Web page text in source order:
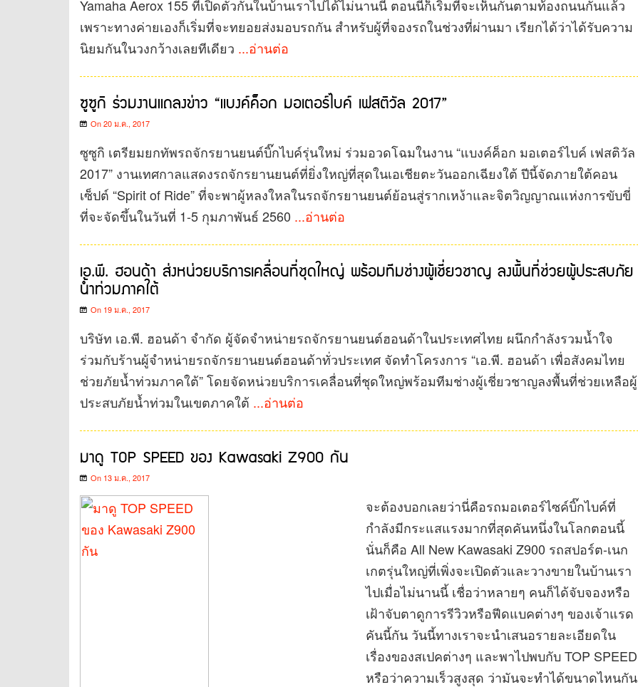
Yamaha Aerox 155 ที่เปิดตัวกันในบ้านเราไปได้ไม่นานนี้ ตอนนี้ก็เริ่มที่จะเห็นกันตามท้องถนนกันแล้ว
เพราะทางค่ายเองก็เริ่มที่จะทยอยส่งมอบรถกัน สำหรับผู้ที่จองรถในช่วงที่ผ่านมา เรียกได้ว่าได้รับความ
นิยมกันในวงกว้างเลยทีเดียว ...อ่านต่อ
ซูซูกิ ร่วมงานแถลงข่าว “แบงค์ค็อก มอเตอร์ไบค์ เฟสติวัล 2017”
On 20 ม.ค., 2017
ซูซูกิ เตรียมยกทัพรถจักรยานยนต์บิ๊กไบค์รุ่นใหม่ ร่วมอวดโฉมในงาน “แบงค์ค็อก มอเตอร์ไบค์ เฟสติวัล
2017” งานเทศกาลแสดงรถจักรยานยนต์ที่ยิ่งใหญ่ที่สุดในเอเชียตะวันออกเฉียงใต้ ปีนี้จัดภายใต้คอน
เซ็ปต์ “Spirit of Ride” ที่จะพาผู้หลงใหลในรถจักรยานยนต์ย้อนสู่รากเหง้าและจิตวิญญาณแห่งการขับขี่
ที่จะจัดขึ้นในวันที่ 1-5 กุมภาพันธ์ 2560 ...อ่านต่อ
เอ.พี. ฮอนด้า ส่งหน่วยบริการเคลื่อนที่ชุดใหญ่ พร้อมทีมช่างผู้เชี่ยวชาญ ลงพื้นที่ช่วยผู้ประสบภัย
น้ำท่วมภาคใต้
On 19 ม.ค., 2017
บริษัท เอ.พี. ฮอนด้า จำกัด ผู้จัดจำหน่ายรถจักรยานยนต์ฮอนด้าในประเทศไทย ผนึกกำลังรวมน้ำใจ
ร่วมกับร้านผู้จำหน่ายรถจักรยานยนต์ฮอนด้าทั่วประเทศ จัดทำโครงการ “เอ.พี. ฮอนด้า เพื่อสังคมไทย
ช่วยภัยน้ำท่วมภาคใต้” โดยจัดหน่วยบริการเคลื่อนที่ชุดใหญ่พร้อมทีมช่างผู้เชี่ยวชาญลงพื้นที่ช่วยเหลือผู้
ประสบภัยน้ำท่วมในเขตภาคใต้ ...อ่านต่อ
มาดู TOP SPEED ของ Kawasaki Z900 กัน
On 13 ม.ค., 2017
จะต้องบอกเลยว่านี่คือรถมอเตอร์ไซค์บิ๊กไบค์ที่
กำลังมีกระแสแรงมากที่สุดคันหนึ่งในโลกตอนนี้
นั่นก็คือ All New Kawasaki Z900 รถสปอร์ต-เนก
เกตรุ่นใหญ่ที่เพิ่งจะเปิดตัวและวางขายในบ้านเรา
ไปเมื่อไม่นานนี้ เชื่อว่าหลายๆ คนก็ได้จับจองหรือ
เฝ้าจับตาดูการรีวิวหรือฟีดแบคต่างๆ ของเจ้าแรด
คันนี้กัน วันนี้ทางเราจะนำเสนอรายละเอียดใน
เรื่องของสเปคต่างๆ และพาไปพบกับ TOP SPEED
หรือว่าความเร็วสูงสุด ว่ามันจะทำได้ขนาดไหนกัน